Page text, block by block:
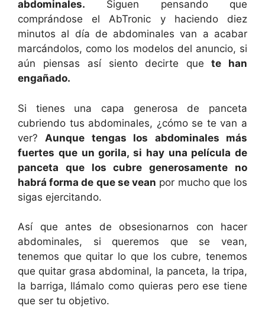
abdominales. Siguen pensando que
comprándose el AbTronic y haciendo diez
minutos al día de abdominales van a acabar
marcándolos, como los modelos del anuncio, si
aún piensas así siento decirte que te han
engañado.
Si tienes una capa generosa de panceta
cubriendo tus abdominales, ¿cómo se te van a
ver? Aunque tengas los abdominales más
fuertes que un gorila, si hay una película de
panceta que los cubre generosamente no
habrá forma de que se vean por mucho que los
sigas ejercitando.
Así que antes de obsesionarnos con hacer
abdominales, si queremos que se vean,
tenemos que quitar lo que los cubre, tenemos
que quitar grasa abdominal, la panceta, la tripa,
la barriga, llámalo como quieras pero ese tiene
que ser tu objetivo.